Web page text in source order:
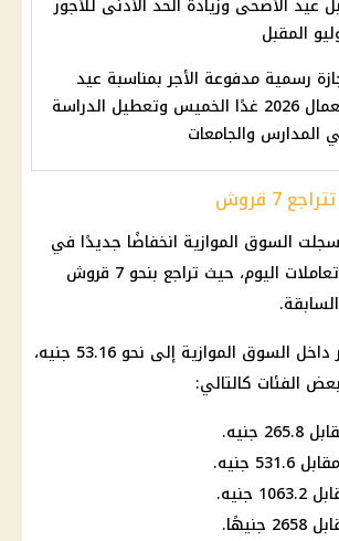
المقبل
رسمية مدفوعة الأجر بمناسبة عيد
العمال 2026 غدًا الخميس وتعطيل الدراسة
المدارس والجامعات
7 قروش
سجلت السوق الموازية انخفاضًا جديدًا في
سعر الدولار خلال تعاملات اليوم، حيث تراجع بنحو 7 قروش
ووصل سعر الدولار داخل السوق الموازية إلى نحو 53.16 جنيه،
الفئات كالتالي: